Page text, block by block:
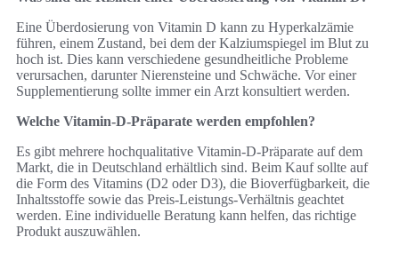
Eine Überdosierung von Vitamin D kann zu Hyperkalzämie
führen, einem Zustand, bei dem der Kalziumspiegel im Blut zu
hoch ist. Dies kann verschiedene gesundheitliche Probleme
verursachen, darunter Nierensteine und Schwäche. Vor einer
Supplementierung sollte immer ein Arzt konsultiert werden.
Welche Vitamin-D-Präparate werden empfohlen?
Es gibt mehrere hochqualitative Vitamin-D-Präparate auf dem
Markt, die in Deutschland erhältlich sind. Beim Kauf sollte auf
die Form des Vitamins (D2 oder D3), die Bioverfügbarkeit, die
Inhaltsstoffe sowie das Preis-Leistungs-Verhältnis geachtet
werden. Eine individuelle Beratung kann helfen, das richtige
Produkt auszuwählen.